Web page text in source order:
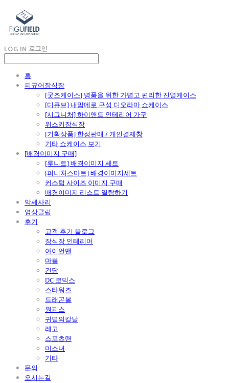
LOG IN 로그인
홈
피규어장식장
[굿즈케이스] 명품을 위한 가볍고 편리한 진열케이스
[디큐브] 내맘데로 구성 디오라마 쇼케이스
[시그니처] 하이앤드 인테리어 가구
위스키장식장
[기획상품] 한정판매 / 개인결제창
기타 쇼케이스 보기
[배경이미지 구매]
[루니트] 배경이미지 세트
[퍼니처스마트] 배경이미지세트
커스텀 사이즈 이미지 구매
배경이미지 리스트 열람하기
악세사리
영상클립
후기
고객 후기 블로그
장식장 인테리어
아이언맨
마블
건담
DC 코믹스
스타워즈
드래곤볼
원피스
귀멸의칼날
레고
스포츠맨
미소녀
기타
문의
오시는길